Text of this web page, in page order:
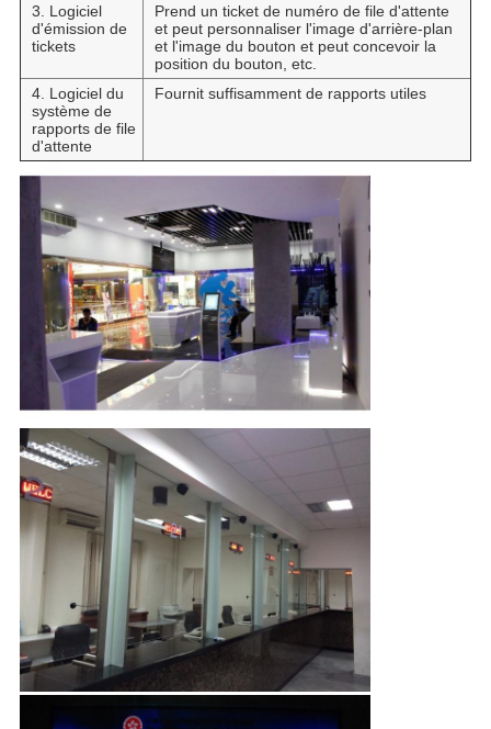
3. Logiciel
d'émission de
tickets
Prend un ticket de numéro de file d'attente
et peut personnaliser l'image d'arrière-plan
et l'image du bouton et peut concevoir la
position du bouton, etc.
4. Logiciel du
système de
rapports de file
d'attente
Fournit suffisamment de rapports utiles